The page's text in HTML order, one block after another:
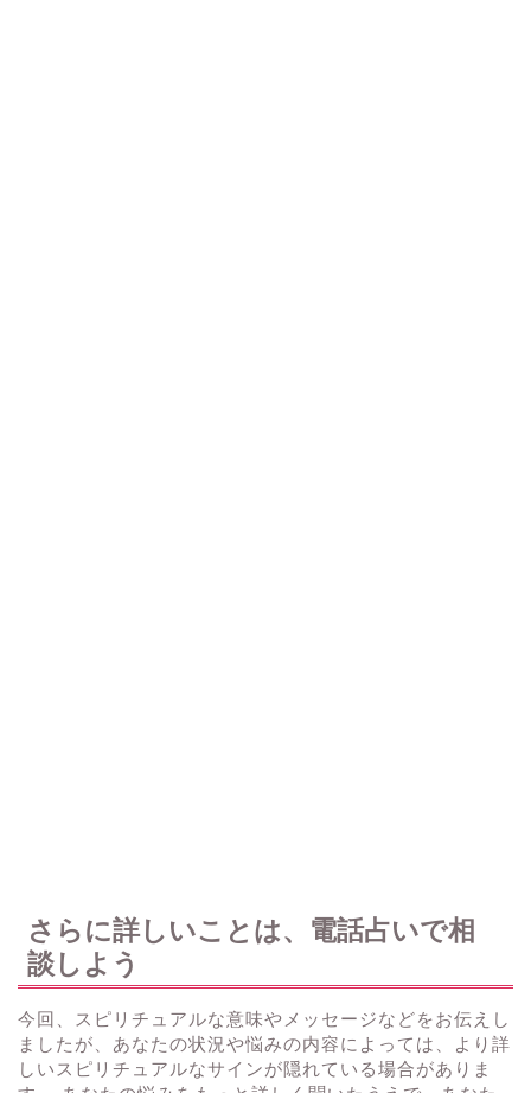
さらに詳しいことは、電話占いで相
談しよう
今回、スピリチュアルな意味やメッセージなどをお伝えし
ましたが、あなたの状況や悩みの内容によっては、より詳
しいスピリチュアルなサインが隠れている場合がありま